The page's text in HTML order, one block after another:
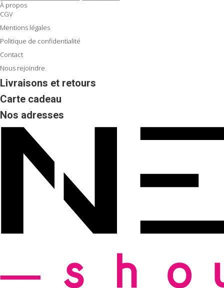
À propos
CGV
Mentions légales
Politique de confidentialité
Contact
Nous rejoindre
Livraisons et retours
Carte cadeau
Nos adresses